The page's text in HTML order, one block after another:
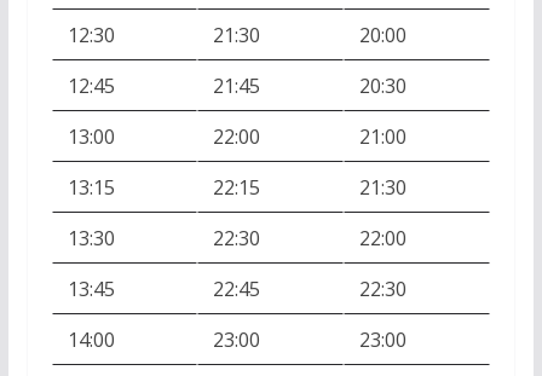
12:30
21:30
20:00
12:45
21:45
20:30
13:00
22:00
21:00
13:15
22:15
21:30
13:30
22:30
22:00
13:45
22:45
22:30
14:00
23:00 23:00